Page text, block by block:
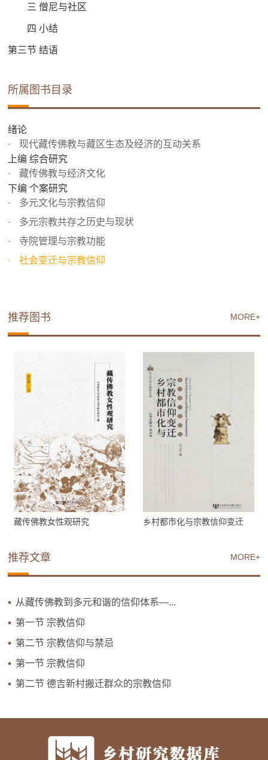
三 僧尼与社区
四 小结
第三节 结语
所属图书目录
绪论
现代藏传佛教与藏区生态及经济的互动关系
上编 综合研究
藏传佛教与经济文化
下编 个案研究
多元文化与宗教信仰
多元宗教共存之历史与现状
寺院管理与宗教功能
社会变迁与宗教信仰
MORE+
推荐图书
藏传佛教女性观研究 乡村都市化与宗教信仰变迁
MORE+
推荐文章
从藏传佛教到多元和谐的信仰体系—...
第一节 宗教信仰
第二节 宗教信仰与禁忌
第一节 宗教信仰
第二节 德吉新村搬迁群众的宗教信仰